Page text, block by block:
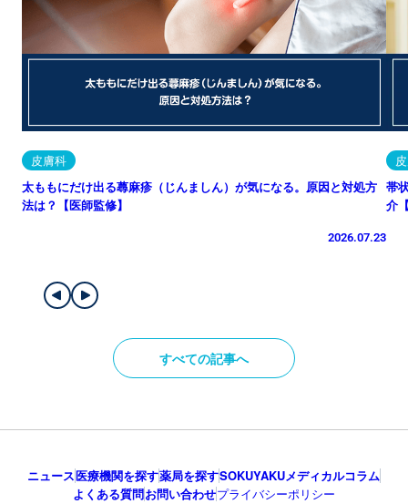
皮膚科
太ももにだけ出る蕁麻疹（じんましん）が気になる。原因と対処方
法は？【医師監修】
2026.07.23
帯
介
すべての記事へ
ニュース医療機関を探す薬局を探すSOKUYAKUメディカルコラム
よくある質問お問い合わせプライバシーポリシー